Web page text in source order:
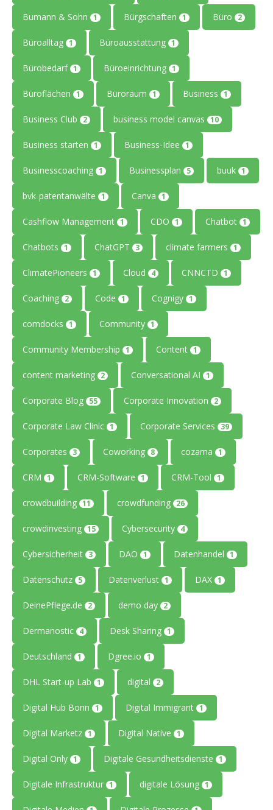
Bumann & Sohn 1 Bürgschaften 1 Büro 2
Büroalltag 1 Büroausstattung 1
Bürobedarf 1 Büroeinrichtung 1
Büroflächen 1 Büroraum 1 Business 1
Business Club 2 business model canvas 10
Business starten 1 Business-Idee 1
Businesscoaching 1 Businessplan 5 buuk 1
bvk-patentanwälte 1 Canva 1
Cashflow Management 1 CDO 1 Chatbot 1
Chatbots 1 ChatGPT 3 climate farmers 1
ClimatePioneers 1 Cloud 4 CNNCTD 1
Coaching 2 Code 1 Cognigy 1
comdocks 1 Community 1
Community Membership 1 Content 1
content marketing 2 Conversational AI 1
Corporate Blog 55 Corporate Innovation 2
Corporate Law Clinic 1 Corporate Services 39
Corporates 3 Coworking 8 cozama 1
CRM 1 CRM-Software 1 CRM-Tool 1
crowdbuilding 11 crowdfunding 26
crowdinvesting 15 Cybersecurity 4
Cybersicherheit 3 DAO 1 Datenhandel 1
Datenschutz 5 Datenverlust 1 DAX 1
DeinePflege.de 2 demo day 2
Dermanostic 4 Desk Sharing 1
Deutschland 1 Dgree.io 1
DHL Start-up Lab 1 digital 2
Digital Hub Bonn 1 Digital Immigrant 1
Digital Marketz 1 Digital Native 1
Digital Only 1 Digitale Gesundheitsdienste 1
Digitale Infrastruktur 1 digitale Lösung 1